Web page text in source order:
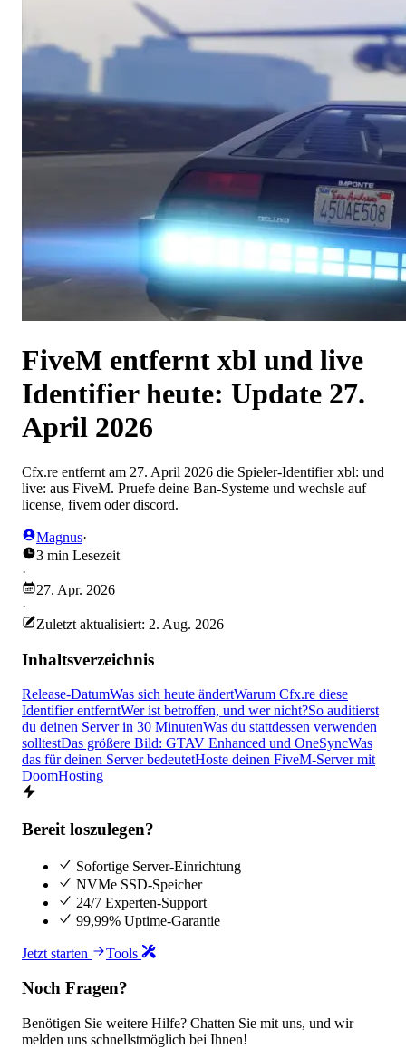
FiveM entfernt xbl und live
Identifier heute: Update 27.
April 2026
Cfx.re entfernt am 27. April 2026 die Spieler-Identifier xbl: und
live: aus FiveM. Pruefe deine Ban-Systeme und wechsle auf
license, fivem oder discord.
Magnus·
3 min Lesezeit
·
27. Apr. 2026
·
Zuletzt aktualisiert: 2. Aug. 2026
Inhaltsverzeichnis
Release-DatumWas sich heute ändertWarum Cfx.re diese
Identifier entferntWer ist betroffen, und wer nicht?So auditierst
du deinen Server in 30 MinutenWas du stattdessen verwenden
solltestDas größere Bild: GTAV Enhanced und OneSyncWas
das für deinen Server bedeutetHoste deinen FiveM-Server mit
DoomHosting
Bereit loszulegen?
Sofortige Server-Einrichtung
NVMe SSD-Speicher
24/7 Experten-Support
99,99% Uptime-Garantie
Jetzt starten Tools
Noch Fragen?
Benötigen Sie weitere Hilfe? Chatten Sie mit uns, und wir
melden uns schnellstmöglich bei Ihnen!